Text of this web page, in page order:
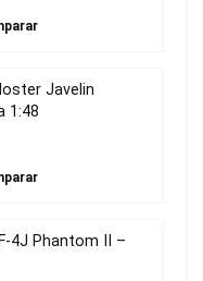
Javelin
1:48
4J Phantom II –